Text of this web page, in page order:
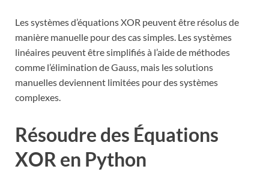
Les systèmes d’équations XOR peuvent être résolus de
manière manuelle pour des cas simples. Les systèmes
linéaires peuvent être simplifiés à l’aide de méthodes
comme l’élimination de Gauss, mais les solutions
manuelles deviennent limitées pour des systèmes
complexes.
Résoudre des Équations
XOR en Python